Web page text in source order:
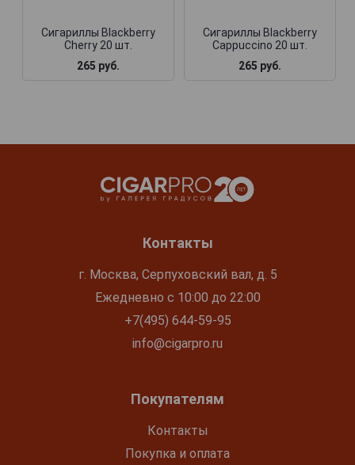
Сигариллы Blackberry
Cherry 20 шт.
265 руб.
Сигариллы Blackberry
Cappuccino 20 шт.
265 руб.
Контакты
г. Москва, Серпуховский вал, д. 5
Ежедневно с 10:00 до 22:00
+7(495) 644-59-95
info@cigarpro.ru
Покупателям
Контакты
Покупка и оплата